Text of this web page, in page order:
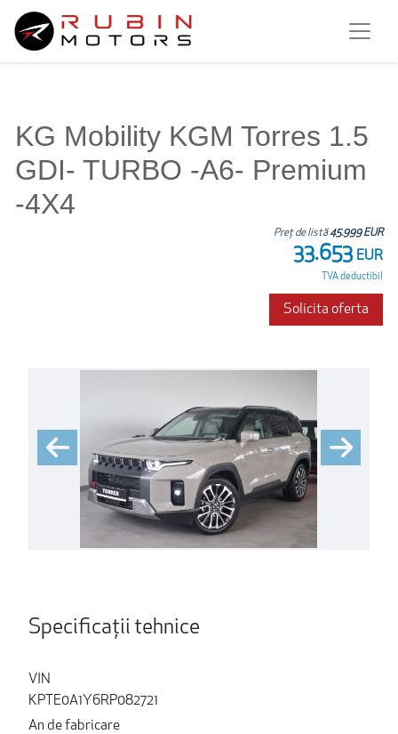
KG Mobility KGM Torres 1.5
GDI- TURBO -A6- Premium
-4X4
Preț de listă45.999 EUR
33.653 EUR
TVA deductibil
Solicita oferta
Specificații tehnice
VIN
KPTE0A1Y6RP082721
An de fabricare